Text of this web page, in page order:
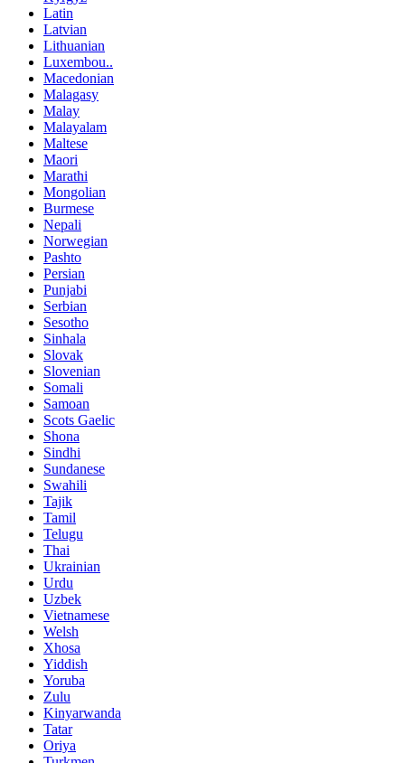
Latin
Latvian
Lithuanian
Luxembou..
Macedonian
Malagasy
Malay
Malayalam
Maltese
Maori
Marathi
Mongolian
Burmese
Nepali
Norwegian
Pashto
Persian
Punjabi
Serbian
Sesotho
Sinhala
Slovak
Slovenian
Somali
Samoan
Scots Gaelic
Shona
Sindhi
Sundanese
Swahili
Tajik
Tamil
Telugu
Thai
Ukrainian
Urdu
Uzbek
Vietnamese
Welsh
Xhosa
Yiddish
Yoruba
Zulu
Kinyarwanda
Tatar
Oriya